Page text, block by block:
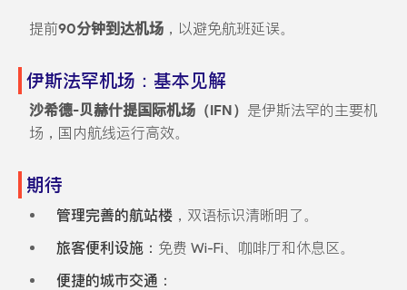
提前90分钟到达机场，以避免航班延误。
伊斯法罕机场：基本见解
沙希德-贝赫什提国际机场（IFN） 是伊斯法罕的主要机
场，国内航线运行高效。
期待
管理完善的航站楼，双语标识清晰明了。
旅客便利设施： 免费 Wi-Fi、咖啡厅和休息区。
便捷的城市交通：